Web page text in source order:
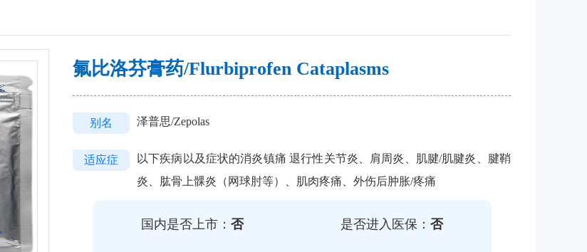
氟比洛芬膏药/Flurbiprofen Cataplasms
别名 泽普思/Zepolas
适应症
以下疾病以及症状的消炎镇痛 退行性关节炎、肩周炎、肌腱/肌腱炎、腱鞘
炎、肱骨上髁炎（网球肘等）、肌肉疼痛、外伤后肿胀/疼痛
国内是否上市： 否 是否进入医保： 否